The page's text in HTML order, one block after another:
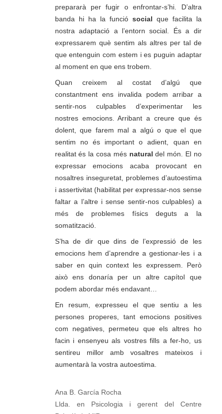
prepararà per fugir o enfrontar-s’hi. D’altra
banda hi ha la funció social que facilita la
nostra adaptació a l’entorn social. És a dir
expressarem què sentim als altres per tal de
que entenguin com estem i es puguin adaptar
al moment en que ens trobem.
Quan creixem al costat d’algú que
constantment ens invalida podem arribar a
sentir-nos culpables d’experimentar les
nostres emocions. Arribant a creure que és
dolent, que farem mal a algú o que el que
sentim no és important o adient, quan en
realitat és la cosa més natural del món. El no
expressar emocions acaba provocant en
nosaltres inseguretat, problemes d’autoestima
i assertivitat (habilitat per expressar-nos sense
faltar a l’altre i sense sentir-nos culpables) a
més de problemes físics deguts a la
somatització.
S’ha de dir que dins de l’expressió de les
emocions hem d’aprendre a gestionar-les i a
saber en quin context les expressem. Però
això ens donaría per un altre capítol que
podem abordar més endavant…
En resum, expresseu el que sentiu a les
persones properes, tant emocions positives
com negatives, permeteu que els altres ho
facin i ensenyeu als vostres fills a fer-ho, us
sentireu millor amb vosaltres mateixos i
aumentarà la vostra autoestima.
Ana B. García Rocha
Llda. en Psicologia i gerent del Centre